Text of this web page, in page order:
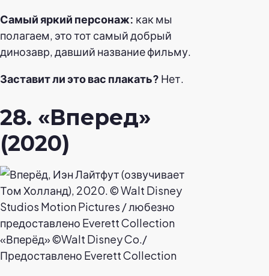
Самый яркий персонаж: как мы
полагаем, это тот самый добрый
динозавр, давший название фильму.
Заставит ли это вас плакать? Нет.
28. «Вперед»
(2020)
«Вперёд» ©Walt Disney Co./
Предоставлено Everett Collection